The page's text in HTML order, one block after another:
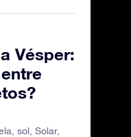
Vésper:
sol Solar,